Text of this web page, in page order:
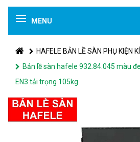
MENU
HAFELE BẢN LỀ SÀN PHỤ KIỆN
Bản lề sàn hafele 932.84.045 màu
EN3 tải trọng 105kg